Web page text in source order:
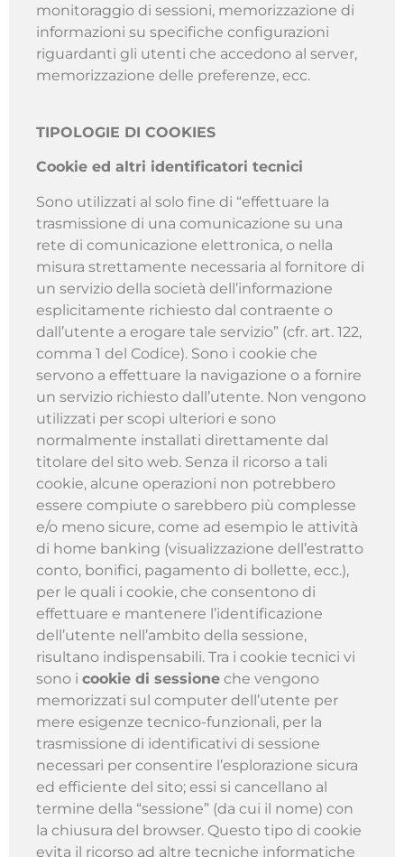
monitoraggio di sessioni, memorizzazione di
informazioni su specifiche configurazioni
riguardanti gli utenti che accedono al server,
memorizzazione delle preferenze, ecc.
TIPOLOGIE DI COOKIES
Cookie ed altri identificatori tecnici
Sono utilizzati al solo fine di “effettuare la
trasmissione di una comunicazione su una
rete di comunicazione elettronica, o nella
misura strettamente necessaria al fornitore di
un servizio della società dell’informazione
esplicitamente richiesto dal contraente o
dall’utente a erogare tale servizio” (cfr. art. 122,
comma 1 del Codice). Sono i cookie che
servono a effettuare la navigazione o a fornire
un servizio richiesto dall’utente. Non vengono
utilizzati per scopi ulteriori e sono
normalmente installati direttamente dal
titolare del sito web. Senza il ricorso a tali
cookie, alcune operazioni non potrebbero
essere compiute o sarebbero più complesse
e/o meno sicure, come ad esempio le attività
di home banking (visualizzazione dell’estratto
conto, bonifici, pagamento di bollette, ecc.),
per le quali i cookie, che consentono di
effettuare e mantenere l’identificazione
dell’utente nell’ambito della sessione,
risultano indispensabili. Tra i cookie tecnici vi
sono i cookie di sessione che vengono
memorizzati sul computer dell’utente per
mere esigenze tecnico-funzionali, per la
trasmissione di identificativi di sessione
necessari per consentire l’esplorazione sicura
ed efficiente del sito; essi si cancellano al
termine della “sessione” (da cui il nome) con
la chiusura del browser. Questo tipo di cookie
evita il ricorso ad altre tecniche informatiche